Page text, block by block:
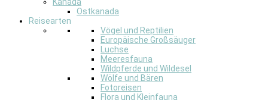
Ostkanada
Reisearten
Vögel und Reptilien
Europäische Großsäuger
Luchse
Meeresfauna
Wildpferde und Wildesel
Wölfe und Bären
Fotoreisen
Flora und Kleinfauna